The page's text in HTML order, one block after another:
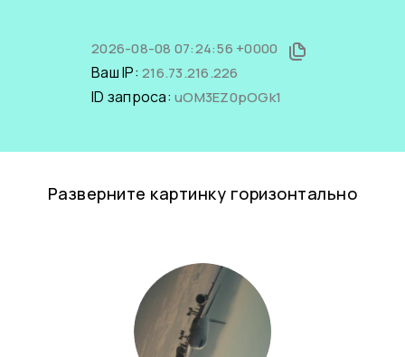
2026-08-08 07:24:56 +0000
Ваш IP: 216.73.216.226
ID запроса: uOM3EZ0pOGk1
Разверните картинку горизонтально